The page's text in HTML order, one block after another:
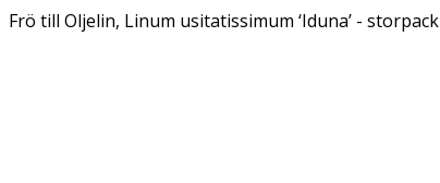
Frö till Oljelin, Linum usitatissimum ‘Iduna’ - storpack